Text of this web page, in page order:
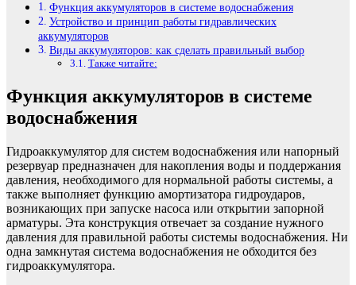
Функция аккумуляторов в системе водоснабжения
Устройство и принцип работы гидравлических
аккумуляторов
Виды аккумуляторов: как сделать правильный выбор
Также читайте:
Функция аккумуляторов в системе
водоснабжения
Гидроаккумулятор для систем водоснабжения или напорный
резервуар предназначен для накопления воды и поддержания
давления, необходимого для нормальной работы системы, а
также выполняет функцию амортизатора гидроударов,
возникающих при запуске насоса или открытии запорной
арматуры. Эта конструкция отвечает за создание нужного
давления для правильной работы системы водоснабжения. Ни
одна замкнутая система водоснабжения не обходится без
гидроаккумулятора.